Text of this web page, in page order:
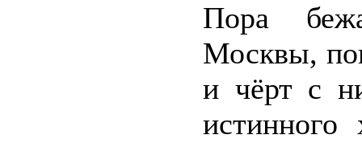
Пора
Москвы,
и чёрт с
истинного